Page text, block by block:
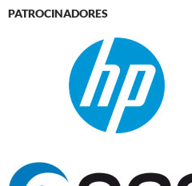
PATROCINADORES